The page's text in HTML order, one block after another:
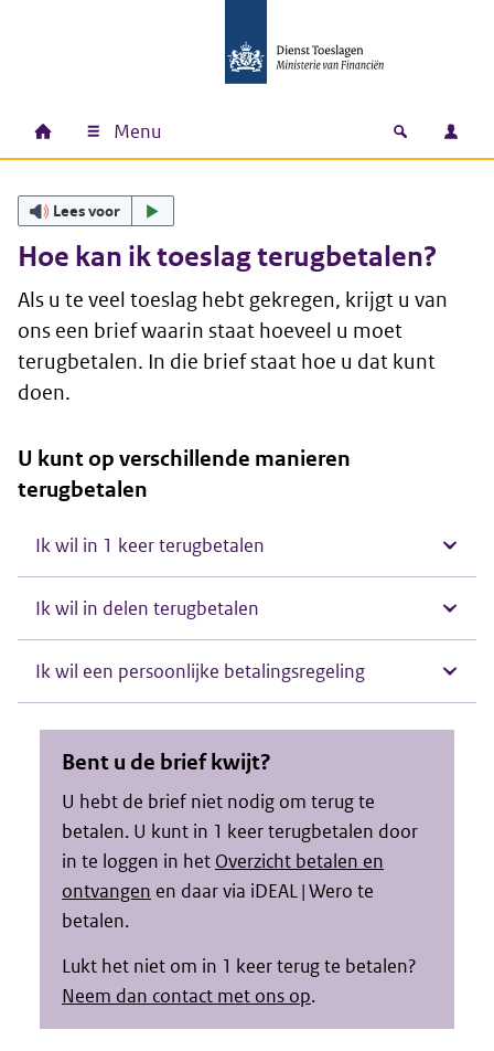
Hoofdnavigatie
Home Menu Open
Lees voor
Hoe kan ik toeslag terugbetalen?
Als u te veel toeslag hebt gekregen, krijgt u van
ons een brief waarin staat hoeveel u moet
terugbetalen. In die brief staat hoe u dat kunt
doen.
U kunt op verschillende manieren
terugbetalen
Ik wil in 1 keer terugbetalen
Ik wil in delen terugbetalen
Ik wil een persoonlijke betalingsregeling
Bent u de brief kwijt?
U hebt de brief niet nodig om terug te
betalen. U kunt in 1 keer terugbetalen door
in te loggen in het Overzicht betalen en
ontvangen en daar via iDEAL | Wero te
betalen.
Lukt het niet om in 1 keer terug te betalen?
Neem dan contact met ons op.